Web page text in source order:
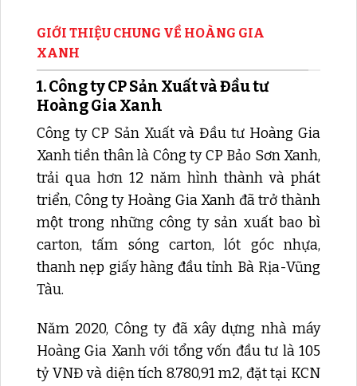
GIỚI THIỆU CHUNG VỀ HOÀNG GIA
XANH
1. Công ty CP Sản Xuất và Đầu tư
Hoàng Gia Xanh
Công ty CP Sản Xuất và Đầu tư Hoàng Gia
Xanh tiền thân là Công ty CP Bảo Sơn Xanh,
trải qua hơn 12 năm hình thành và phát
triển, Công ty Hoàng Gia Xanh đã trở thành
một trong những công ty sản xuất bao bì
carton, tấm sóng carton, lót góc nhựa,
thanh nẹp giấy hàng đầu tỉnh Bà Rịa-Vũng
Tàu.
Năm 2020, Công ty đã xây dựng nhà máy
Hoàng Gia Xanh với tổng vốn đầu tư là 105
tỷ VNĐ và diện tích 8.780,91 m2, đặt tại KCN